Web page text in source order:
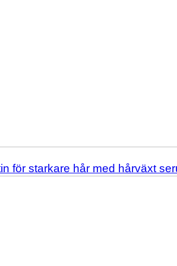
för starkare hår med hårväxt